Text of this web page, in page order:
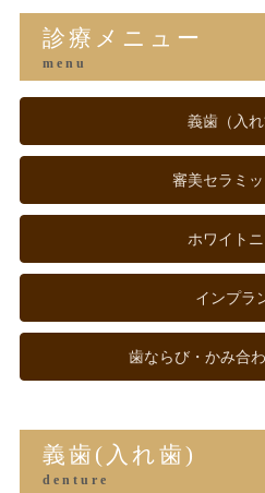
保険診療
自費診療
診療メニュー
menu
義歯（入れ
審美セラミ
ホワイト
インプラ
歯ならび・かみ合
義歯(入れ歯)
denture